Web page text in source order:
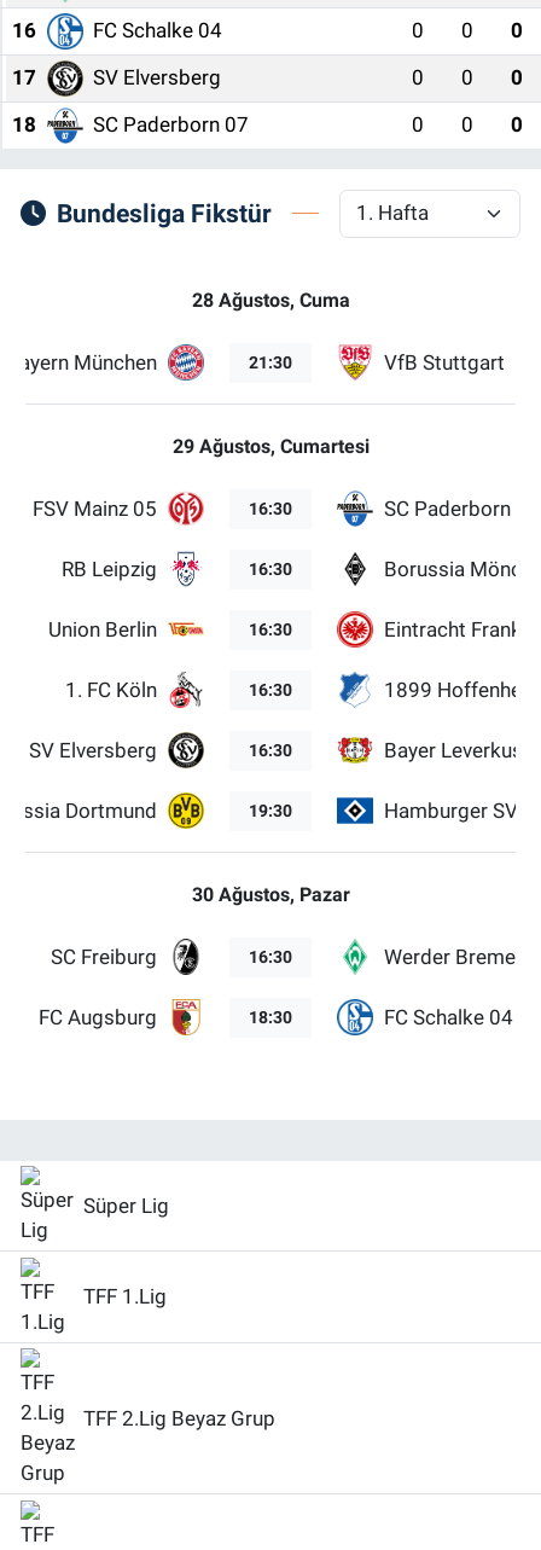
16
FC Schalke 04 0 0
0
17
SV Elversberg 0 0
0
18
SC Paderborn 07 0 0 0
Bundesliga Fikstür
28 Ağustos, Cuma
Bayern München 21:30 VfB Stuttgart
29 Ağustos, Cumartesi
FSV Mainz 05 16:30 SC Paderborn 07
RB Leipzig 16:30 Borussia
Union Berlin 16:30 Eintracht
1. FC Köln 16:30 1899
SV Elversberg 16:30 Bayer
Dortmund 19:30 Hamburger SV
30 Ağustos, Pazar
SC Freiburg 16:30 Werder Bremen
FC Augsburg 18:30 FC Schalke 04
Süper Lig
TFF 1.Lig
TFF 2.Lig Beyaz Grup